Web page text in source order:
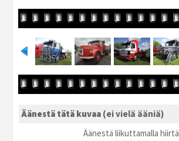
Äänestä tätä kuvaa (ei vielä ääniä)
Äänestä liikuttamalla hiirtä